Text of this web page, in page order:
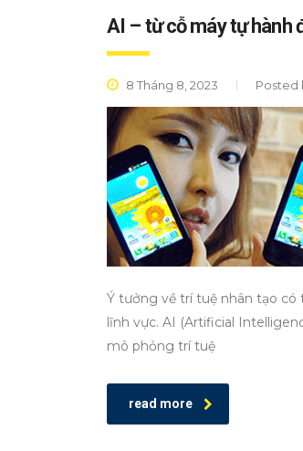
AI – từ cỗ máy tự hành
8 Tháng 8, 2023 Posted
Ý tưởng về trí tuệ nhân tạo
lĩnh vực. AI (Artificial
mô phỏng trí tuệ
read more